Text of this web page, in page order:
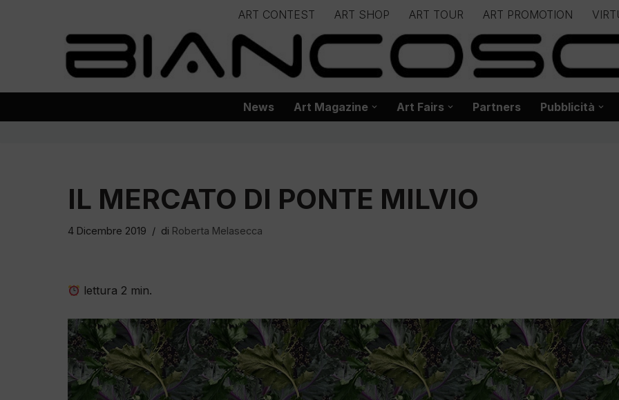
ART CONTEST ART SHOP ART TOUR ART PROMOTION
– – – – – – – – – – – – – – – www.biancoscuro.it – – – – – – – – – – – –
– – – – – – – – – – – – – – – Progetto BIANCOSCURO – Editoria – Spazi Espositivi – Concorsi
News Art Magazine Art Fairs Partners Pubblicità
IL MERCATO DI PONTE MILVIO
4 Dicembre 2019 di Roberta Melasecca
lettura 2 min.